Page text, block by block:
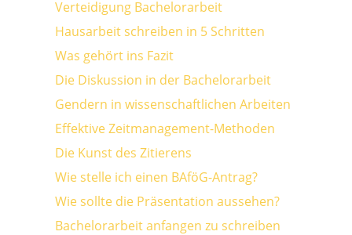
Verteidigung Bachelorarbeit
Hausarbeit schreiben in 5 Schritten
Was gehört ins Fazit
Die Diskussion in der Bachelorarbeit
Gendern in wissenschaftlichen Arbeiten
Effektive Zeitmanagement-Methoden
Die Kunst des Zitierens
Wie stelle ich einen BAföG-Antrag?
Wie sollte die Präsentation aussehen?
Bachelorarbeit anfangen zu schreiben